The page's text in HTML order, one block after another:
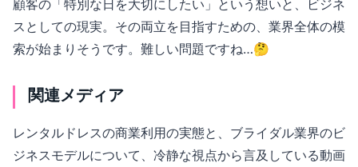
顧客の「特別な日を大切にしたい」という想いと、ビジネ
スとしての現実。その両立を目指すための、業界全体の模
索が始まりそうです。難しい問題ですね…🤔
関連メディア
レンタルドレスの商業利用の実態と、ブライダル業界のビ
ジネスモデルについて、冷静な視点から言及している動画